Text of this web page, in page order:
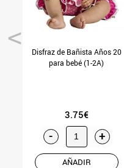
Disfraz de Bañista Años 20
para bebé (1-2A)
3.75€
- +
AÑADIR